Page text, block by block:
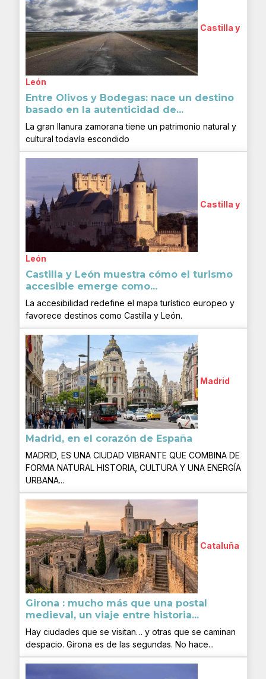
Castilla y
León
Entre Olivos y Bodegas: nace un destino
basado en la autenticidad de...
La gran llanura zamorana tiene un patrimonio natural y
cultural todavía escondido
Castilla y
León
Castilla y León muestra cómo el turismo
accesible emerge como...
La accesibilidad redefine el mapa turístico europeo y
favorece destinos como Castilla y León.
Madrid
Madrid, en el corazón de España
MADRID, ES UNA CIUDAD VIBRANTE QUE COMBINA DE
FORMA NATURAL HISTORIA, CULTURA Y UNA ENERGÍA
URBANA...
Cataluña
Girona : mucho más que una postal
medieval, un viaje entre historia...
Hay ciudades que se visitan… y otras que se caminan
despacio. Girona es de las segundas. No hace...